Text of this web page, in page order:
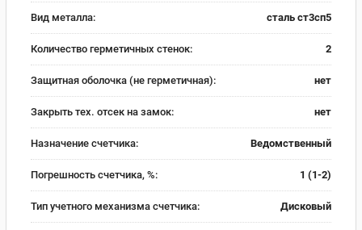
Вид металла: сталь ст3сп5
Количество герметичных стенок: 2
Защитная оболочка (не герметичная): нет
Закрыть тех. отсек на замок: нет
Назначение счетчика: Ведомственный
Погрешность счетчика, %: 1 (1-2)
Тип учетного механизма счетчика: Дисковый